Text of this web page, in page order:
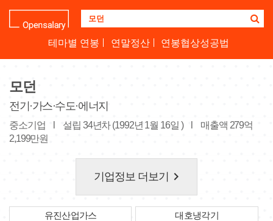
업
명
세
요
테마별 연봉 연말정산 연봉협상성공법
모던
전기·가스·수도·에너지
중소기업 설립 34년차 (1992년 1월 16일 )
매출액 279억
2,199만원
기업정보 더보기 keyboard_arrow_right
유진산업가스 대호냉각기